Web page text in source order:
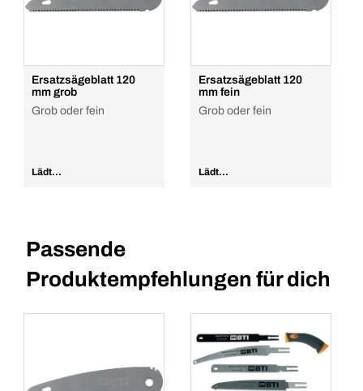
Ersatzsägeblatt 120
mm grob
Grob oder fein
Lädt...
Ersatzsägeblatt 120
mm fein
Grob oder fein
Lädt...
Passende
Produktempfehlungen für dich